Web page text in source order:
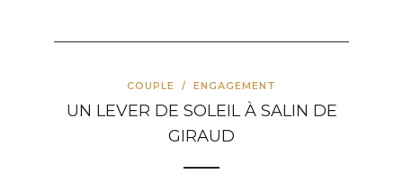
COUPLE / ENGAGEMENT
UN LEVER DE SOLEIL À SALIN DE
GIRAUD